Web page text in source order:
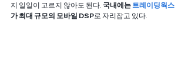
지 일일이 고르지 않아도 된다. 국내에는 트레이딩웍스
가 최대 규모의 모바일 DSP로 자리잡고 있다.